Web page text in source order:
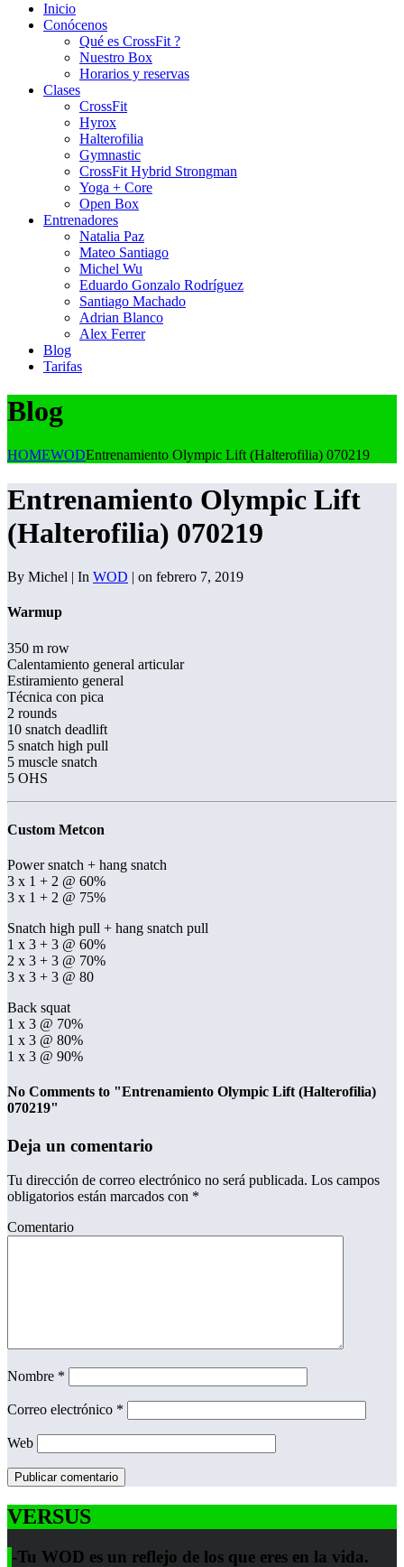
Inicio
Conócenos
Qué es CrossFit ?
Nuestro Box
Horarios y reservas
Clases
CrossFit
Hyrox
Halterofilia
Gymnastic
CrossFit Hybrid Strongman
Yoga + Core
Open Box
Entrenadores
Natalia Paz
Mateo Santiago
Michel Wu
Eduardo Gonzalo Rodríguez
Santiago Machado
Adrian Blanco
Alex Ferrer
Blog
Tarifas
Blog
HOMEWODEntrenamiento Olympic Lift (Halterofilia) 070219
Entrenamiento Olympic Lift
(Halterofilia) 070219
By Michel | In WOD | on febrero 7, 2019
Warmup
350 m row
Calentamiento general articular
Estiramiento general
Técnica con pica
2 rounds
10 snatch deadlift
5 snatch high pull
5 muscle snatch
5 OHS
Custom Metcon
Power snatch + hang snatch
3 x 1 + 2 @ 60%
3 x 1 + 2 @ 75%
Snatch high pull + hang snatch pull
1 x 3 + 3 @ 60%
2 x 3 + 3 @ 70%
3 x 3 + 3 @ 80
Back squat
1 x 3 @ 70%
1 x 3 @ 80%
1 x 3 @ 90%
No Comments to "Entrenamiento Olympic Lift (Halterofilia)
070219"
Deja un comentario
Tu dirección de correo electrónico no será publicada. Los campos
obligatorios están marcados con *
Comentario
Nombre *
Correo electrónico *
Web
VERSUS
-Tu WOD es un reflejo de los que eres en la vida.